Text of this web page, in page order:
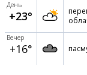
День
+23°
Вечер
+16°